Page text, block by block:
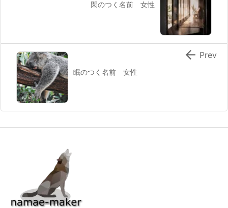
閑のつく名前 女性
眠のつく名前 女性
 Prev